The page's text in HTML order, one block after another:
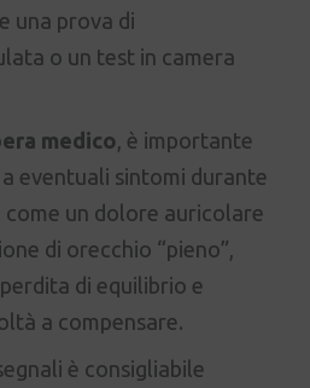
una prova di
o un test in camera
medico, è importante
eventuali sintomi durante
come un dolore auricolare
di orecchio “pieno”,
di equilibrio e
a compensare.
è consigliabile